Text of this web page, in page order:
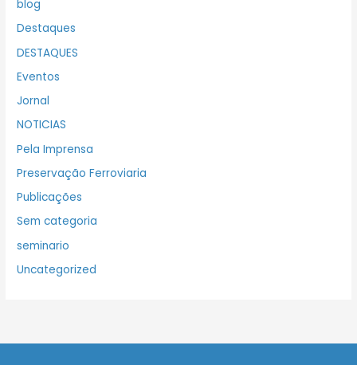
blog
Destaques
DESTAQUES
Eventos
Jornal
NOTICIAS
Pela Imprensa
Preservação Ferroviaria
Publicações
Sem categoria
seminario
Uncategorized